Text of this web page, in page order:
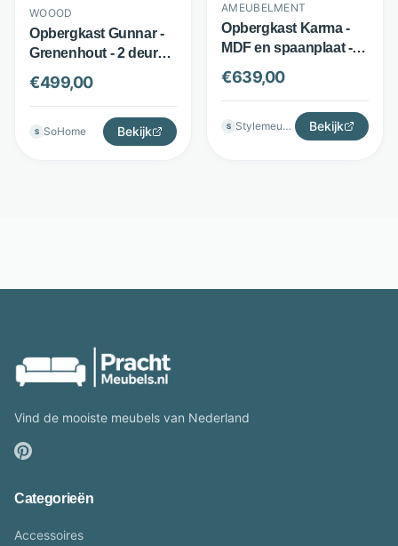
WOOOD
Opbergkast Gunnar -
Grenenhout - 2 deuren
met 2 legplanken -
Zwart - WOOOD
€499,00
S SoHome Bekijk
AMEUBELMENT
Opbergkast Karma -
MDF en spaanplaat - 2
deuren en 6
opbergvakken -
hoogglans wit -
Ameubelment
€639,00
S Stylemeubels Bekijk
Vind de mooiste meubels van Nederland
Categorieën
Accessoires